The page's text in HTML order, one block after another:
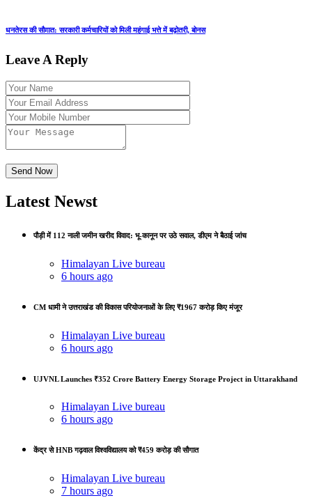
धनतेरस की सौग़ात: सरकारी कर्मचारियों को मिली महंगाई भत्ते में बढ़ोतरी, बोनस
Leave A Reply
Latest Newst
पौड़ी में 112 नाली जमीन खरीद विवाद: भू-कानून पर उठे सवाल, डीएम ने बैठाई जांच
Himalayan Live bureau
6 hours ago
CM धामी ने उत्तराखंड की विकास परियोजनाओं के लिए ₹1967 करोड़ किए मंजूर
Himalayan Live bureau
6 hours ago
UJVNL Launches ₹352 Crore Battery Energy Storage Project in Uttarakhand
Himalayan Live bureau
6 hours ago
केंद्र से HNB गढ़वाल विश्वविद्यालय को ₹459 करोड़ की सौगात
Himalayan Live bureau
7 hours ago